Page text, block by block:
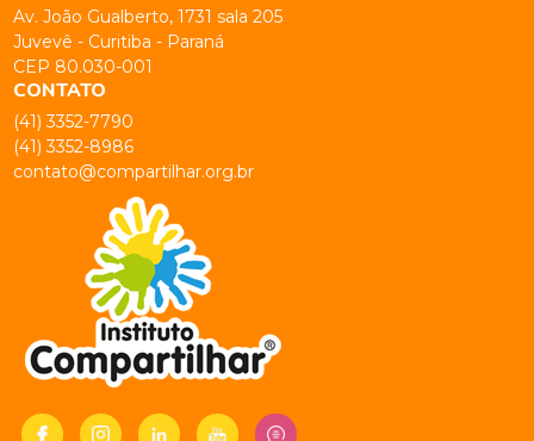
Av. João Gualberto, 1731 sala 205
Juvevê - Curitiba - Paraná
CEP 80.030-001
CONTATO
(41) 3352-7790
(41) 3352-8986
contato@compartilhar.org.br